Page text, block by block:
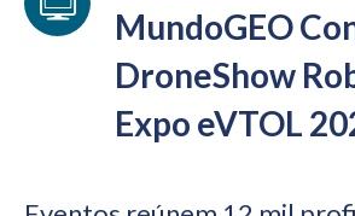
MundoGEO
DroneShow
Expo eVTOL